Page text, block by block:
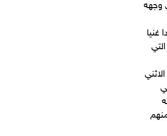
وجهه
غنيا